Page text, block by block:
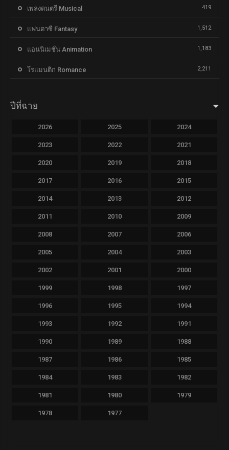
เพลงดนตรี Musical 419
แฟนตาซี Fantasy 1,512
แอนนิเมชั่น Animation 1,183
โรแมนติก Romance 2,211
ปีที่ฉาย
2026 2025 2024
2023 2022 2021
2020 2019 2018
2017 2016 2015
2014 2013 2012
2011 2010 2009
2008 2007 2006
2005 2004 2003
2002 2001 2000
1999 1998 1997
1996 1995 1994
1993 1992 1991
1990 1989 1988
1987 1986 1985
1984 1983 1982
1981 1980 1979
1978 1977